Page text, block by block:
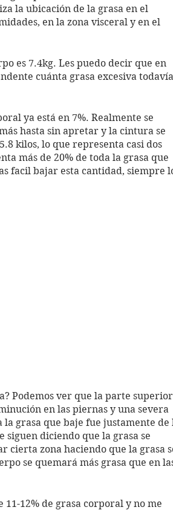
la ubicación de la grasa en el
en la zona visceral y en el
es 7.4kg. Les puedo decir que en
cuánta grasa excesiva todavía
ya está en 7%. Realmente se
hasta sin apretar y la cintura se
kilos, lo que representa casi dos
más de 20% de toda la grasa que
facil bajar esta cantidad, siempre
Podemos ver que la parte superior
en las piernas y una severa
la grasa que baje fue justamente de
siguen diciendo que la grasa se
cierta zona haciendo que la grasa
se quemará más grasa que en
11-12% de grasa corporal y no me